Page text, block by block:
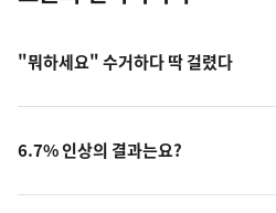
"뭐하세요" 수거하다 딱 걸렸다
6.7% 인상의 결과는요?